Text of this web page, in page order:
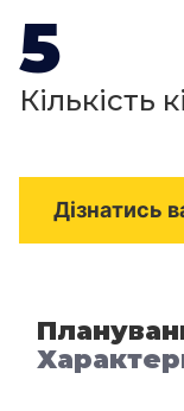
5
Кількість
Дізнатись